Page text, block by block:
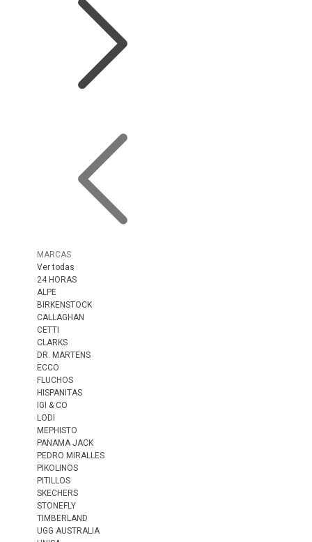
MARCAS
Ver todas
24 HORAS
ALPE
BIRKENSTOCK
CALLAGHAN
CETTI
CLARKS
DR. MARTENS
ECCO
FLUCHOS
HISPANITAS
IGI & CO
LODI
MEPHISTO
PANAMA JACK
PEDRO MIRALLES
PIKOLINOS
PITILLOS
SKECHERS
STONEFLY
TIMBERLAND
UGG AUSTRALIA